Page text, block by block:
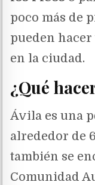
poco más de
pueden
en la ciudad.
¿Qué
Ávila es una
alrededor de
también se
Comunidad